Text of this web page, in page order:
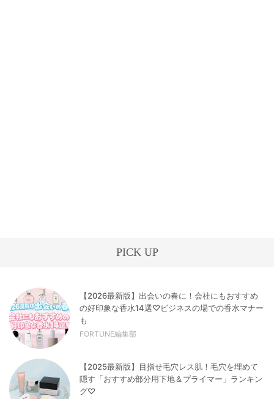
PICK UP
【2026最新版】出会いの春に！会社にもおすすめ
の好印象な香水14選♡ビジネスの場での香水マナー
も
FORTUNE編集部
【2025最新版】目指せ毛穴レス肌！毛穴を埋めて
隠す「おすすめ部分用下地＆プライマー」ランキン
グ♡